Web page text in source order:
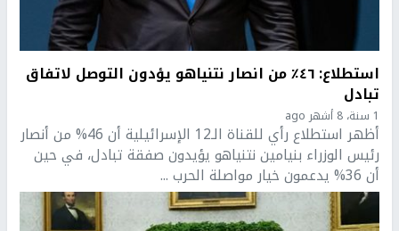
استطلاع: ٤٦٪؜ من انصار نتنياهو يؤدون التوصل لاتفاق
تبادل
1 سنة، 8 أشهر ago
أظهر استطلاع رأي للقناة الـ12 الإسرائيلية أن 46% من أنصار
رئيس الوزراء بنيامين نتنياهو يؤيدون صفقة تبادل، في حين
أن 36% يدعمون خيار مواصلة الحرب ...